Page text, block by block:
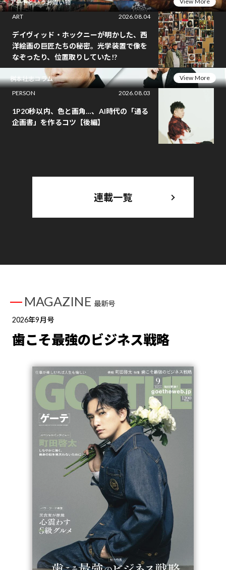
アートというお買い物
ART
2026.08.04
デイヴィッド・ホックニーが明かした、西
洋絵画の巨匠たちの秘密。光学装置で像を
なぞったり、位置取りしていた!?
桝本壮志コラム
View More
PERSON
2026.08.03
1P20秒以内、色と画角…、AI時代の「通る
企画書」を作るコツ【後編】
連載一覧
MAGAZINE 最新号
2026年9月号
歯こそ最強のビジネス戦略